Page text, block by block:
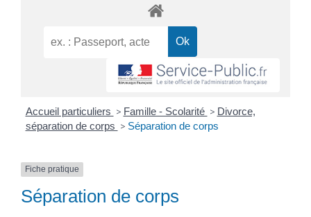
Accueil particuliers > Famille - Scolarité > Divorce,
séparation de corps > Séparation de corps
Fiche pratique
Séparation de corps